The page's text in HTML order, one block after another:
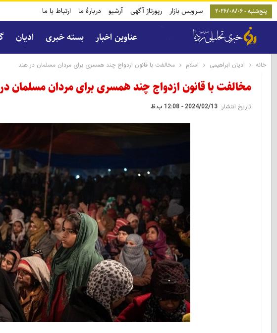
پنج‌شنبه - 2026/08/06 سرویس بازار رپورتاژ آگهی آرشیو دربارۀ ما ارتباط با ما
عناوین اخبار بسته خبری ادیان
خانه ادیان ابراهیمی اسلام مخالفت با قانون ازدواج چند همسری برای مردان مسلمان در هند
مخالفت با قانون ازدواج چند همسری برای مردان مسلمان
تاریخ انتشار: 2024/02/13 - 12:08 ب.ظ